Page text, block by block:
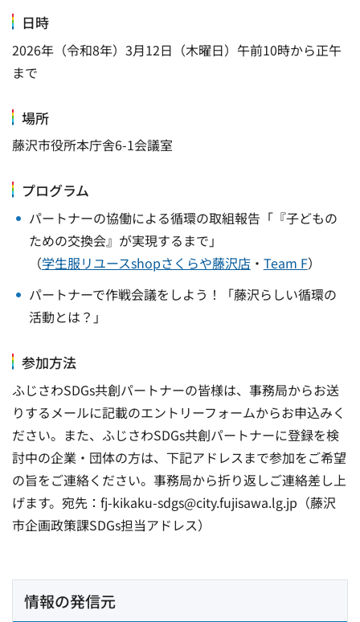
日時
2026年（令和8年）3月12日（木曜日）午前10時から正午
まで
場所
藤沢市役所本庁舎6-1会議室
プログラム
パートナーの協働による循環の取組報告「『子どもの
ための交換会』が実現するまで」
（学生服リユースshopさくらや藤沢店・ Team F）
パートナーで作戦会議をしよう！「藤沢らしい循環の
活動とは？」
参加方法
ふじさわSDGs共創パートナーの皆様は、事務局からお送
りするメールに記載のエントリーフォームからお申込みく
ださい。また、ふじさわSDGs共創パートナーに登録を検
討中の企業・団体の方は、下記アドレスまで参加をご希望
の旨をご連絡ください。事務局から折り返しご連絡差し上
げます。宛先：fj-kikaku-sdgs@city.fujisawa.lg.jp（藤沢
市企画政策課SDGs担当アドレス）
情報の発信元